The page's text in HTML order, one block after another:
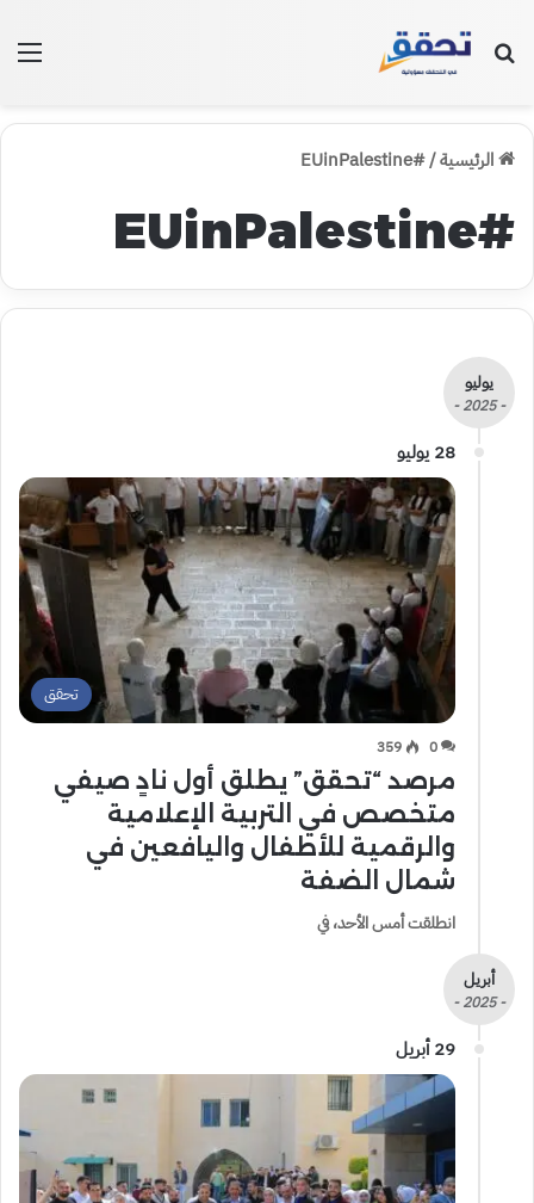
بحث عن
الرئيسية/
#EUinPalestine
#EUinPalestine
يوليو
- 2025 -
28 يوليو
تحقق
0
359
مرصد “تحقق” يطلق أول نادٍ صيفي
متخصص في التربية الإعلامية
والرقمية للأطفال واليافعين في
شمال الضفة
انطلقت أمس الأحد، في
أبريل
- 2025 -
29 أبريل